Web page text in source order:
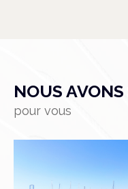
NOUS
pour vous